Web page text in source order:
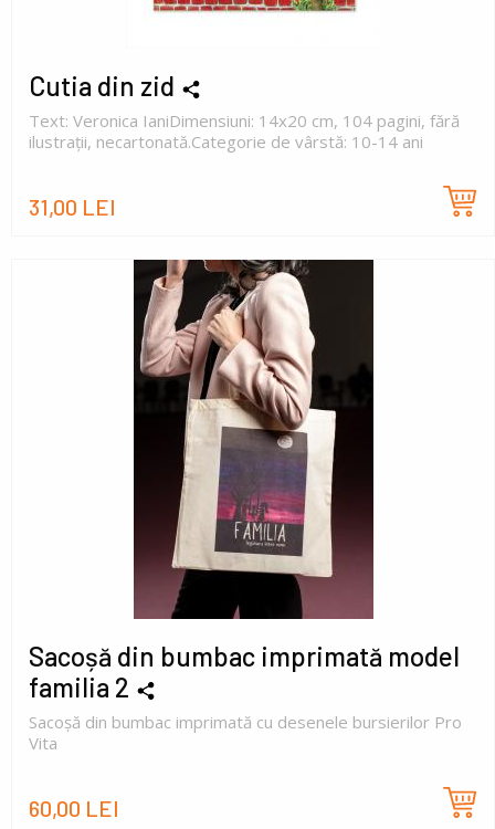
Cutia din zid
Text: Veronica IaniDimensiuni: 14x20 cm, 104 pagini, fără
ilustrații, necartonată.Categorie de vârstă: 10-14 ani
31,00 LEI
Sacoșă din bumbac imprimată model
familia 2
Sacoșă din bumbac imprimată cu desenele bursierilor Pro
Vita
60,00 LEI